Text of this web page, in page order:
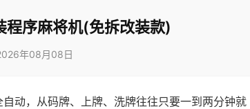
程序麻将机(免拆改装款)
年08月08日
动，从码牌、上牌、洗牌往往只要一到两分钟就